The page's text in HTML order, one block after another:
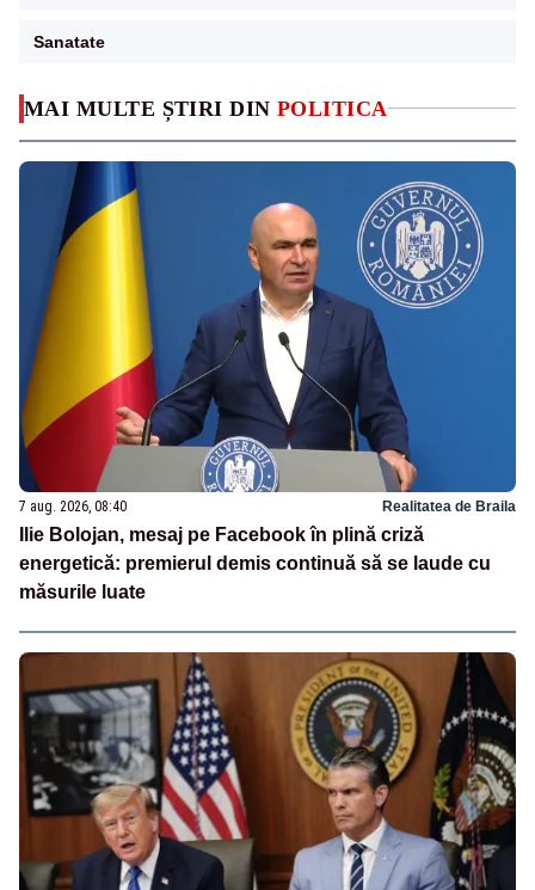
MAI MULTE ȘTIRI DIN POLITICA
7 aug. 2026, 08:40 Realitatea de Braila
Ilie Bolojan, mesaj pe Facebook în plină criză
energetică: premierul demis continuă să se laude cu
măsurile luate
Sanatate